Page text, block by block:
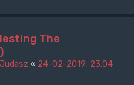
The
« 24-02-2019, 23:04